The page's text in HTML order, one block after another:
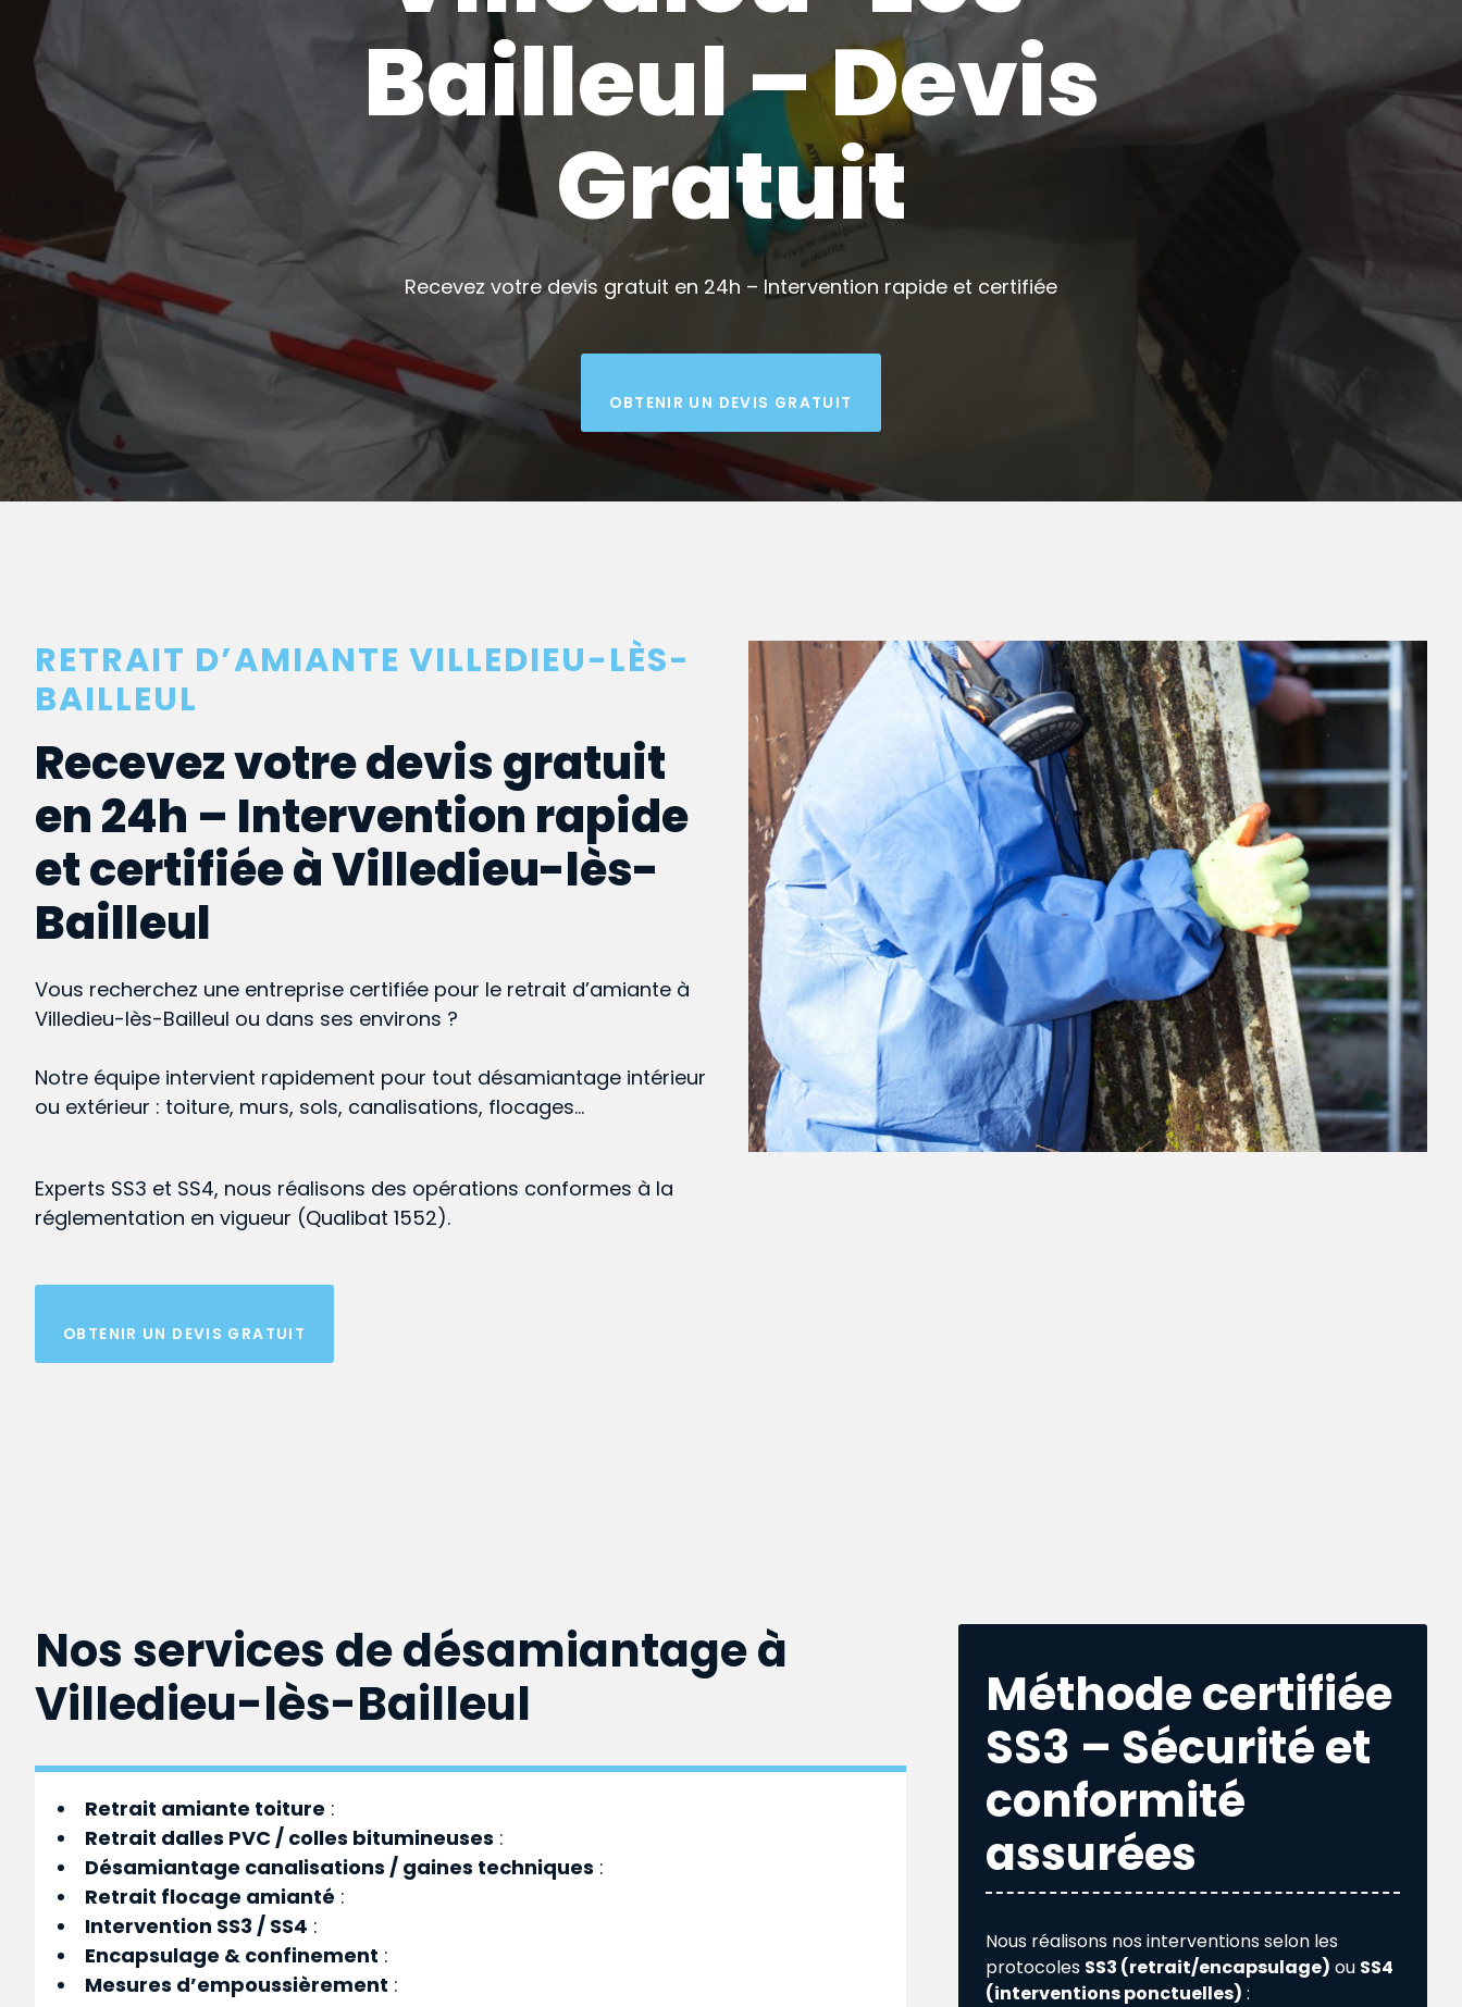
Bailleul – Devis
Gratuit
Recevez votre devis gratuit en 24h – Intervention rapide et certifiée
OBTENIR UN DEVIS GRATUIT
RETRAIT D’AMIANTE VILLEDIEU-LÈS-
BAILLEUL
Recevez votre devis gratuit
en 24h – Intervention rapide
et certifiée à Villedieu-lès-
Bailleul
Vous recherchez une entreprise certifiée pour le retrait d’amiante à
Villedieu-lès-Bailleul ou dans ses environs ?
Notre équipe intervient rapidement pour tout désamiantage intérieur
ou extérieur : toiture, murs, sols, canalisations, flocages…
Experts SS3 et SS4, nous réalisons des opérations conformes à la
réglementation en vigueur (Qualibat 1552).
OBTENIR UN DEVIS GRATUIT
Nos services de désamiantage à
Villedieu-lès-Bailleul
Retrait amiante toiture :
Retrait dalles PVC / colles bitumineuses :
Désamiantage canalisations / gaines techniques :
Retrait flocage amianté :
Intervention SS3 / SS4 :
Encapsulage & confinement :
Mesures d’empoussièrement :
Méthode certifiée
SS3 – Sécurité et
conformité
assurées
Nous réalisons nos interventions selon les
protocoles SS3 (retrait/encapsulage) ou SS4
(interventions ponctuelles) :